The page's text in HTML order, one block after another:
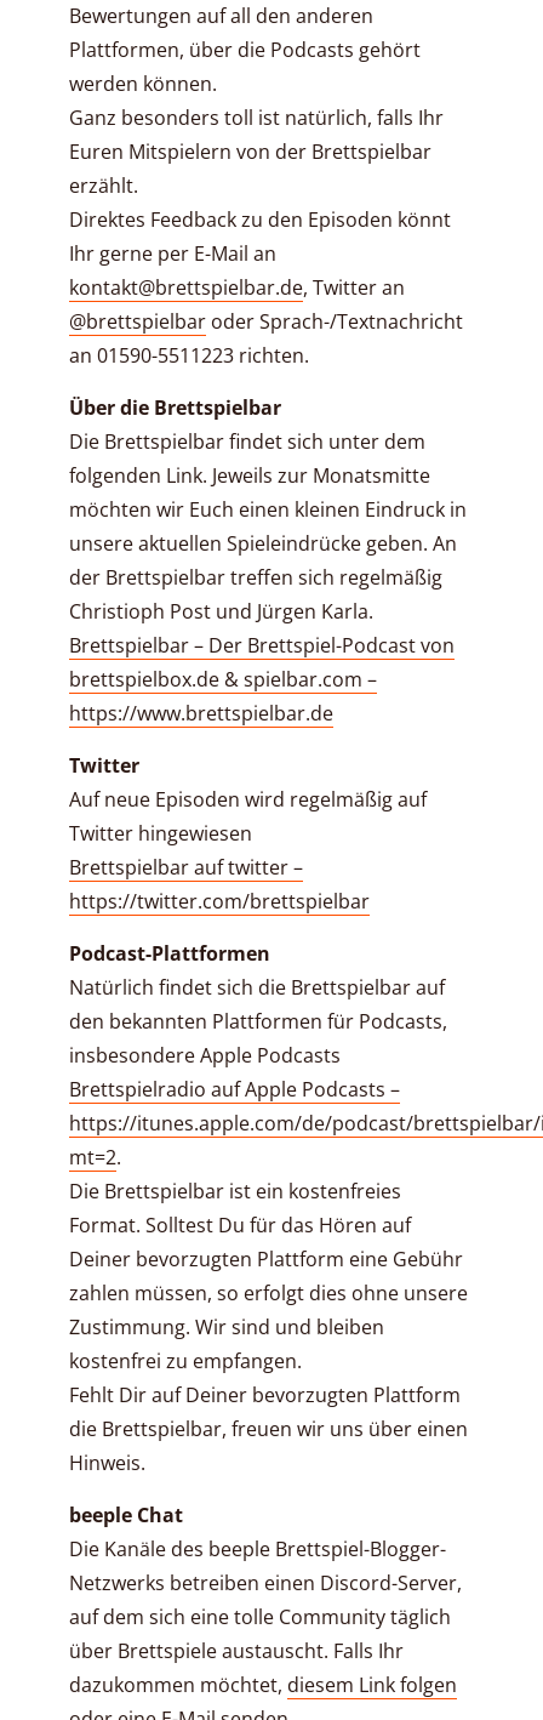
Bewertungen auf all den anderen
Plattformen, über die Podcasts gehört
werden können.
Ganz besonders toll ist natürlich, falls Ihr
Euren Mitspielern von der Brettspielbar
erzählt.
Direktes Feedback zu den Episoden könnt
Ihr gerne per E-Mail an
kontakt@brettspielbar.de, Twitter an
@brettspielbar oder Sprach-/Textnachricht
an 01590-5511223 richten.
Über die Brettspielbar
Die Brettspielbar findet sich unter dem
folgenden Link. Jeweils zur Monatsmitte
möchten wir Euch einen kleinen Eindruck in
unsere aktuellen Spieleindrücke geben. An
der Brettspielbar treffen sich regelmäßig
Christioph Post und Jürgen Karla.
Brettspielbar – Der Brettspiel-Podcast von
brettspielbox.de & spielbar.com –
https://www.brettspielbar.de
Twitter
Auf neue Episoden wird regelmäßig auf
Twitter hingewiesen
Brettspielbar auf twitter –
https://twitter.com/brettspielbar
Podcast-Plattformen
Natürlich findet sich die Brettspielbar auf
den bekannten Plattformen für Podcasts,
insbesondere Apple Podcasts
Brettspielradio auf Apple Podcasts –
https://itunes.apple.com/de/podcast/brettspielbar/
mt=2.
Die Brettspielbar ist ein kostenfreies
Format. Solltest Du für das Hören auf
Deiner bevorzugten Plattform eine Gebühr
zahlen müssen, so erfolgt dies ohne unsere
Zustimmung. Wir sind und bleiben
kostenfrei zu empfangen.
Fehlt Dir auf Deiner bevorzugten Plattform
die Brettspielbar, freuen wir uns über einen
Hinweis.
beeple Chat
Die Kanäle des beeple Brettspiel-Blogger-
Netzwerks betreiben einen Discord-Server,
auf dem sich eine tolle Community täglich
über Brettspiele austauscht. Falls Ihr
dazukommen möchtet, diesem Link folgen